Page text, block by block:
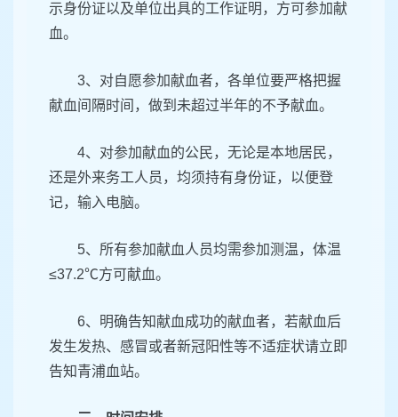
示身份证以及单位出具的工作证明，方可参加献
血。
3、对自愿参加献血者，各单位要严格把握
献血间隔时间，做到未超过半年的不予献血。
4、对参加献血的公民，无论是本地居民，
还是外来务工人员，均须持有身份证，以便登
记，输入电脑。
5、所有参加献血人员均需参加测温，体温
≤37.2℃方可献血。
6、明确告知献血成功的献血者，若献血后
发生发热、感冒或者新冠阳性等不适症状请立即
告知青浦血站。